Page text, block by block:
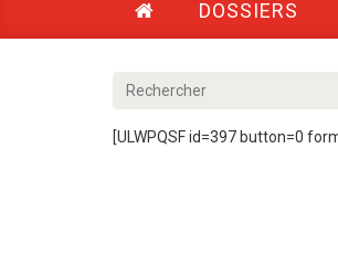
DOSSIERS
[ULWPQSF id=397 button=0